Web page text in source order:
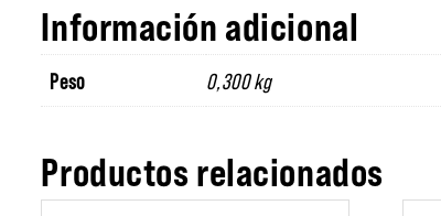
Información adicional
Peso 0,300 kg
Productos relacionados